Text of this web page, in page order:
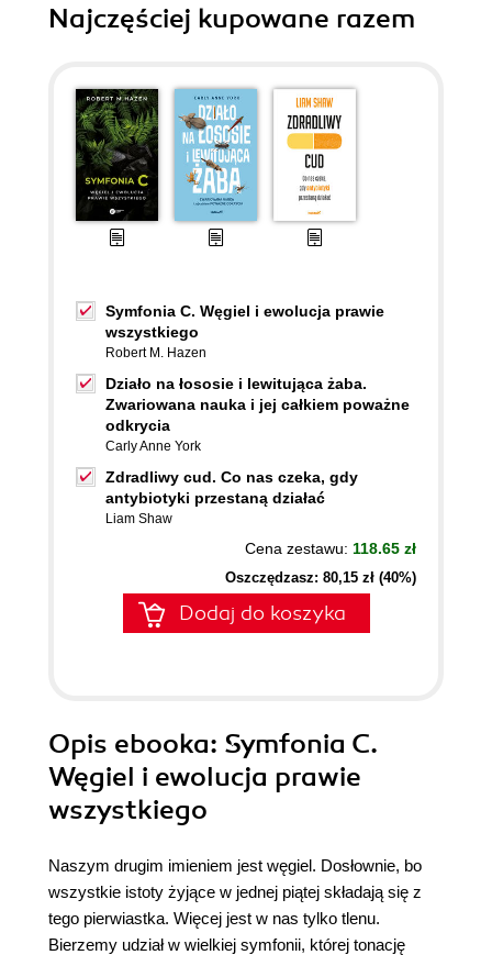
Najczęściej kupowane razem
Symfonia C. Węgiel i ewolucja prawie
wszystkiego
Robert M. Hazen
Działo na łososie i lewitująca żaba.
Zwariowana nauka i jej całkiem poważne
odkrycia
Carly Anne York
Zdradliwy cud. Co nas czeka, gdy
antybiotyki przestaną działać
Liam Shaw
Cena zestawu: 118.65 zł
Oszczędzasz: 80,15 zł (40%)
Dodaj do koszyka
Opis ebooka: Symfonia C.
Węgiel i ewolucja prawie
wszystkiego
Naszym drugim imieniem jest węgiel. Dosłownie, bo
wszystkie istoty żyjące w jednej piątej składają się z
tego pierwiastka. Więcej jest w nas tylko tlenu.
Bierzemy udział w wielkiej symfonii, której tonację